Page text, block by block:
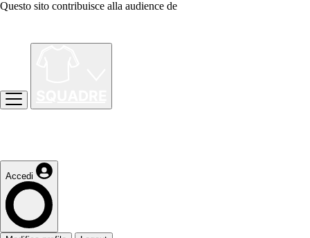
Questo sito contribuisce alla audience de
Accedi